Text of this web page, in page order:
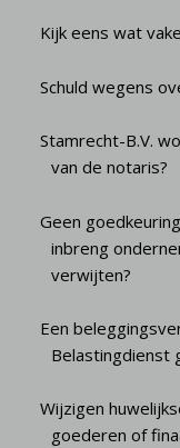
Kijk eens wat
Schuld wegens
Stamrecht-B.V.
van de notaris?
Geen
inbreng
verwijten?
Een
Belastingdienst
Wijzigen
goederen of